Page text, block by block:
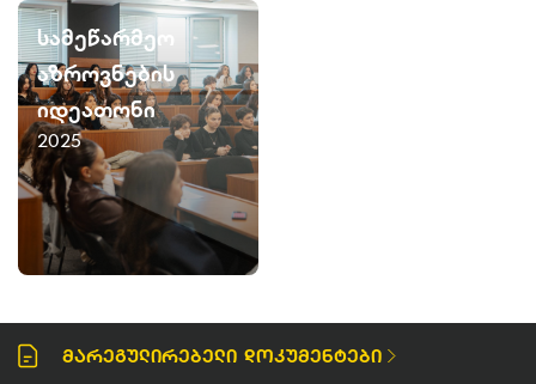
სამეწარმეო
აზროვნების
იდეათონი
2025
Მარეგულირებელი Დოკუმენტები